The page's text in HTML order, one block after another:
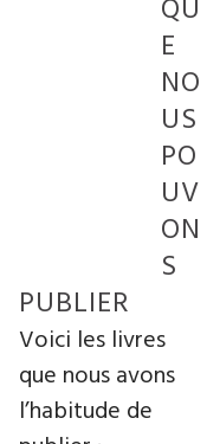
QU
E
NO
US
PO
UV
ON
S
PUBLIER
Voici les livres
que nous avons
l’habitude de